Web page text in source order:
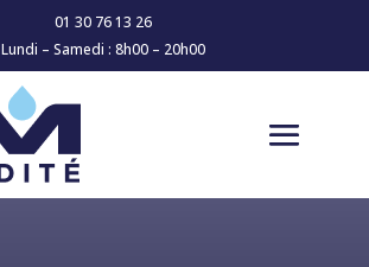
01 30 76 13 26
Lundi – Samedi : 8h00 – 20h00